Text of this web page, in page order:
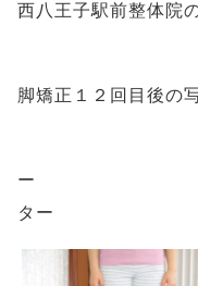
西八王子駅前整体院
20代
脚矯正１２回目後の
ビフ
ー
ター